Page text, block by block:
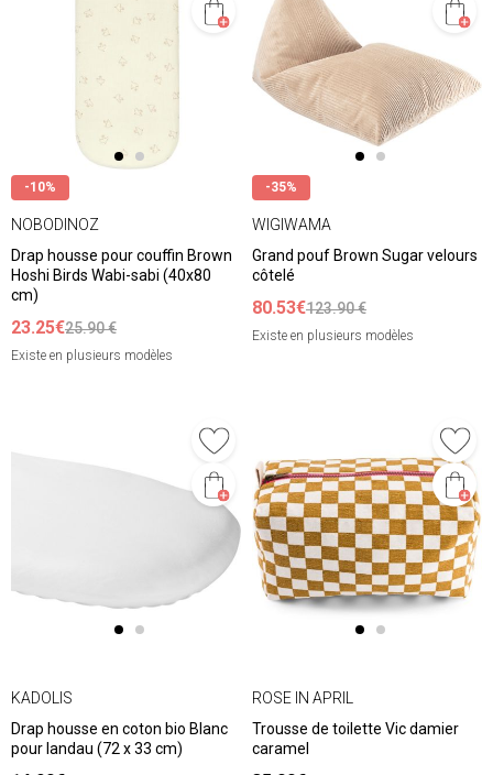
-10%
NOBODINOZ
Drap housse pour couffin Brown
Hoshi Birds Wabi-sabi (40x80
cm)
23.25€25.90 €
Existe en plusieurs modèles
-35%
WIGIWAMA
Grand pouf Brown Sugar velours
côtelé
80.53€123.90 €
Existe en plusieurs modèles
KADOLIS
Drap housse en coton bio Blanc
pour landau (72 x 33 cm)
ROSE IN APRIL
Trousse de toilette Vic damier
caramel